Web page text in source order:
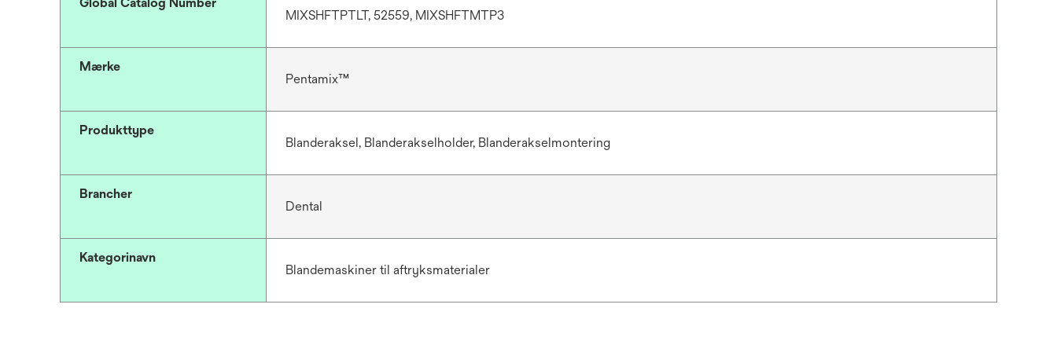
MIXSHFTPTLT, 52559, MIXSHFTMTP3
Mærke
Pentamix™
Produkttype
Blanderaksel, Blanderakselholder, Blanderakselmontering
Brancher
Dental
Kategorinavn
Blandemaskiner til aftryksmaterialer